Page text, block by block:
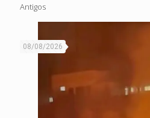
Antigos
08/08/2026